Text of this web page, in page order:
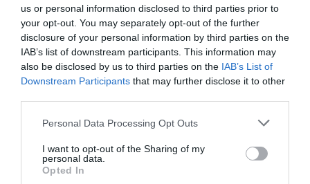
us or personal information disclosed to third parties prior to
your opt-out. You may separately opt-out of the further
disclosure of your personal information by third parties on the
IAB’s list of downstream participants. This information may
also be disclosed by us to third parties on the IAB’s List of
Downstream Participants that may further disclose it to other
Please note that this website/app uses one or more Google
not limited to your visit or usage behaviour. You may click to
grant or deny consent to Google and its third-party tags to
use your data for below specified purposes in below Google
Personal Data Processing Opt Outs
I want to opt-out of the Sharing of my
personal data.
Opted In
amorgosisland.gr
Οι νοστιμιές του νησιού
Στην Αμοργό πρέπει οπωσδήποτε να
δοκιμάσετε τα τοπικά πιάτα όπως
«πατατάτο» (Αμοργιανό κατσικίσιο κρέας
μαριναρισμένο σε τοπικό κόκκινο κρασί, αργά
μαγειρεμένο σε σάλτσα ντομάτας με κανέλα